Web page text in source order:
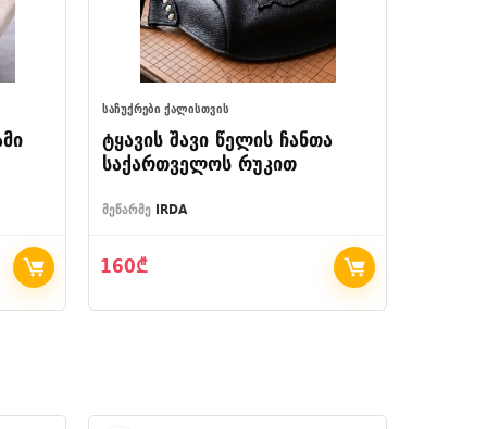
ᲡᲐᲩᲣᲥᲠᲔᲑᲘ ᲥᲐᲚᲘᲡᲗᲕᲘᲡ
ტყავის შავი წელის ჩანთა
საქართველოს რუკით
მეწარმე IRDA
160₾